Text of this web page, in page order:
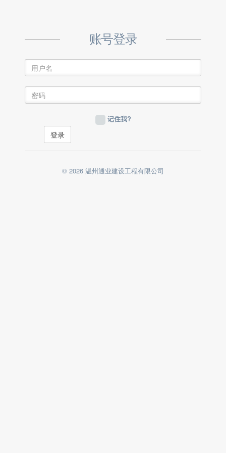
账号登录
记住我?
© 2026 温州通业建设工程有限公司